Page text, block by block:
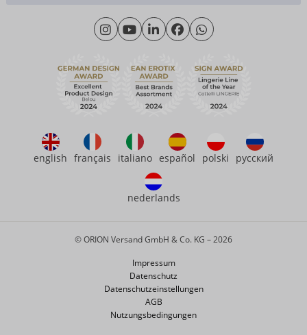
Montag - Donnerstag: 09:00 - 16:00 Uhr
Freitag: 09:00 - 15:00 Uhr
Kontakt
Häufige Fragen
Wir über uns
Nachhaltigkeit
eroFame
english français italiano español polski русский
nederlands
Impressum
Datenschutz
Datenschutzeinstellungen
AGB
Nutzungsbedingungen
© ORION Versand GmbH & Co. KG – 2026